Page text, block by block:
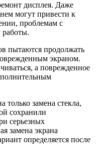
дисплея. Даже
могут привести к
проблемам с
работы.
пытаются продолжать
экраном.
а поврежденное
только замена стекла,
сохранили
серьезных
замена экрана
определяется после